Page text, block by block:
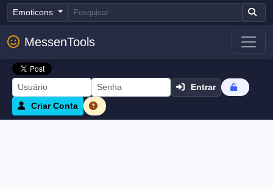
Emoticons
MessenTools
Entrar
Criar Conta